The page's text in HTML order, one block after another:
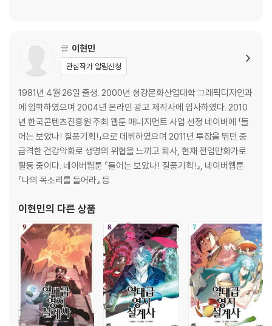
글 이현민
관심작가 알림신청
1981년 4월 26일 출생. 2000년 청강문화산업대학 그래픽디자인과
에 입학하였으며 2004년 온라인 광고 제작사에 입사하였다. 2010
년 한국콘텐츠진흥원 주최 웹툰 매니지먼트 사업 선정 네이버에 「들
어는 보았나! 질풍기획!」으로 데뷔하였으며 2011년 투잡을 뛰던 중
급격한 건강악화로 생명의 위협을 느끼고 퇴사, 현재 전업만화가로
활동 중이다. 네이버웹툰 『들어는 보았나! 질풍기획!』, 네이버웹툰
『나의 목소리를 들어라』 등.
이현민의 다른 상품